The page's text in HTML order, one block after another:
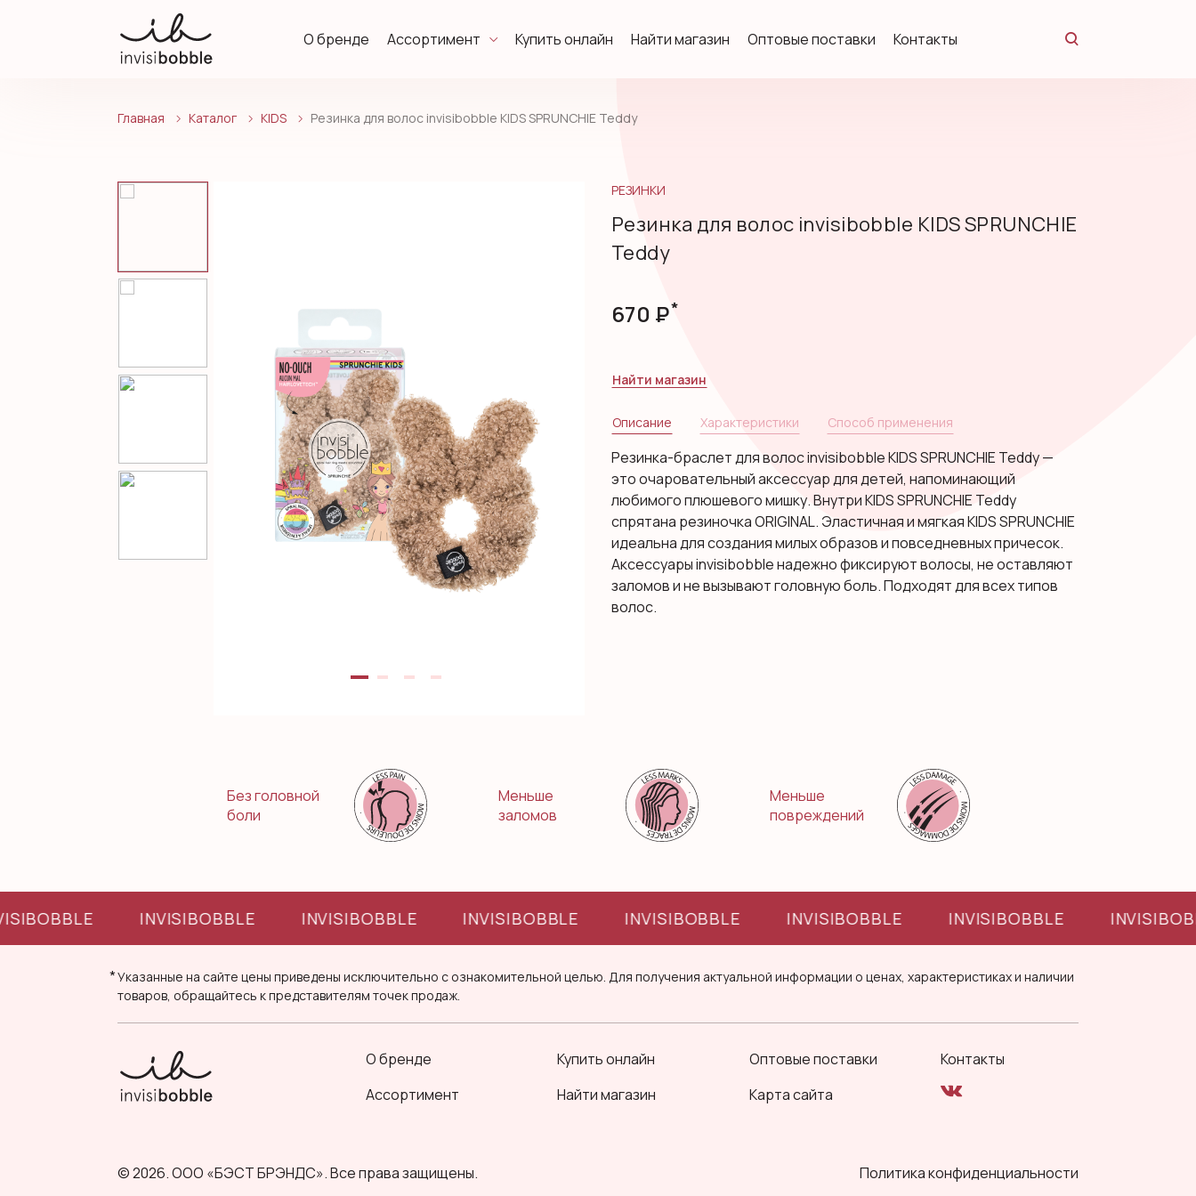
О бренде Ассортимент Купить онлайн Найти магазин Оптовые поставки Контакты
Главная Каталог KIDS Резинка для волос invisibobble KIDS SPRUNCHIE Teddy
РЕЗИНКИ
Резинка для волос invisibobble KIDS SPRUNCHIE
Teddy
670 Р*
Найти магазин
Описание Характеристики Способ применения
Резинка-браслет для волос invisibobble KIDS SPRUNCHIE Teddy —
это очаровательный аксессуар для детей, напоминающий
любимого плюшевого мишку. Внутри KIDS SPRUNCHIE Teddy
спрятана резиночка ORIGINAL. Эластичная и мягкая KIDS SPRUNCHIE
идеальна для создания милых образов и повседневных причесок.
Аксессуары invisibobble надежно фиксируют волосы, не оставляют
заломов и не вызывают головную боль. Подходят для всех типов
волос.
Без головной
боли
Меньше
заломов
Меньше
повреждений
INVISIBOBBLE INVISIBOBBLE INVISIBOBBLE INVISIBOBBLE INVISIBOBBLE INVISIBOBBLE
*Указанные на сайте цены приведены исключительно с ознакомительной целью. Для получения актуальной информации о ценах, характеристиках и наличии
товаров, обращайтесь к представителям точек продаж.
О бренде
Ассортимент
Купить онлайн
Найти магазин
Оптовые поставки
Карта сайта
Контакты
© 2026. ООО «БЭСТ БРЭНДС». Все права защищены. Политика конфиденциальности